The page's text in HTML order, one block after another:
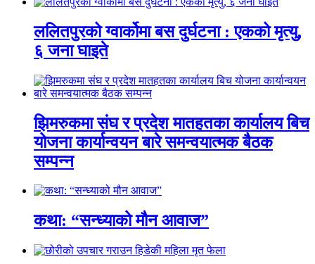
ललितपुरको ग्वार्कोमा बस दुर्घटना : एकको मृत्यु,
६ जना घाइते
झिमरुकमा संघ र प्रदेश मातहतका कार्यालय बिच
योजना कार्यान्वयन बारे समन्वयात्मक बैठक
सम्पन्न
कथा: “सन्ध्याको मौन आवाज”